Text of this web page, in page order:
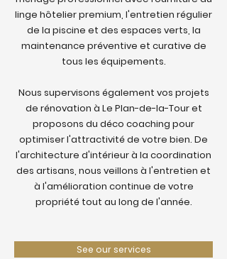
linge hôtelier premium, l'entretien régulier
de la piscine et des espaces verts, la
maintenance préventive et curative de
tous les équipements.
Nous supervisons également vos projets
de rénovation à Le Plan-de-la-Tour et
proposons du déco coaching pour
optimiser l'attractivité de votre bien. De
l'architecture d'intérieur à la coordination
des artisans, nous veillons à l'entretien et
à l'amélioration continue de votre
propriété tout au long de l'année.
See our services